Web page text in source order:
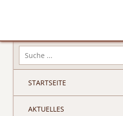
STARTSEITE
AKTUELLES